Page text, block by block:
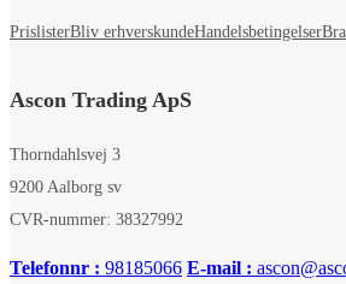
PrislisterBliv erhverskundeHandelsbetingelser
Ascon Trading ApS
Thorndahlsvej 3
9200 Aalborg sv
CVR-nummer: 38327992
Telefonnr : 98185066 E-mail :